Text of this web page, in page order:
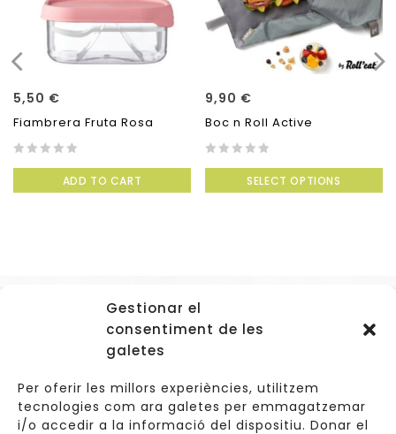
Gestionar el
consentiment de les
galetes
Per oferir les millors experiències, utilitzem
tecnologies com ara galetes per emmagatzemar
i/o accedir a la informació del dispositiu. Donar el
5,50 €
Fiambrera Fruta Rosa
of
ADD TO CART
9,90 €
Boc n Roll Active
of
SELECT OPTIONS